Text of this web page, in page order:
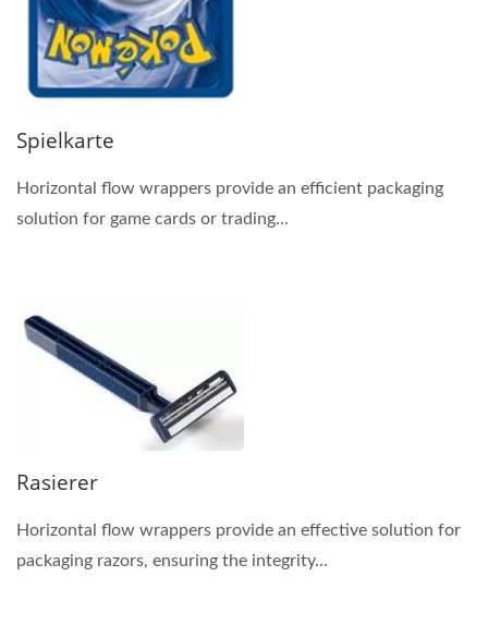
Spielkarte
Horizontal flow wrappers provide an efficient packaging
solution for game cards or trading...
Rasierer
Horizontal flow wrappers provide an effective solution for
packaging razors, ensuring the integrity...